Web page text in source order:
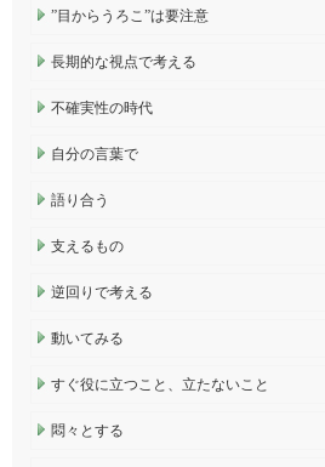
”目からうろこ”は要注意
長期的な視点で考える
不確実性の時代
自分の言葉で
語り合う
支えるもの
逆回りで考える
動いてみる
すぐ役に立つこと、立たないこと
悶々とする